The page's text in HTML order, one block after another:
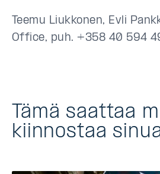
Teemu Liukkonen, Evli
Office, puh. +358 40 594
Tämä saattaa
kiinnostaa